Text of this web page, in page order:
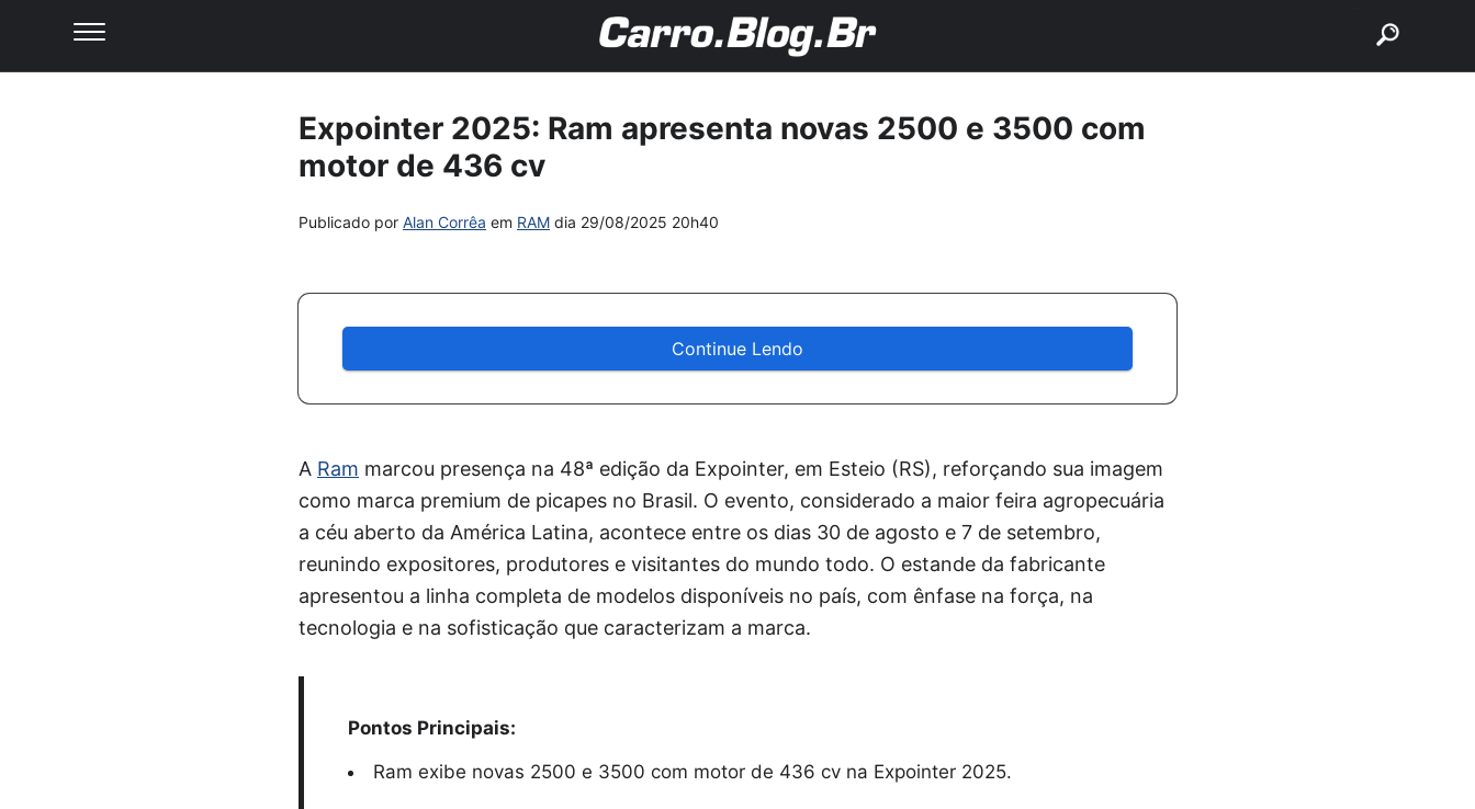
Expointer 2025: Ram apresenta novas 2500 e 3500 com
motor de 436 cv
Publicado por Alan Corrêa em RAM dia 29/08/2025 20h40
Continue Lendo
A Ram marcou presença na 48ª edição da Expointer, em Esteio (RS), reforçando sua imagem
como marca premium de picapes no Brasil. O evento, considerado a maior feira agropecuária
a céu aberto da América Latina, acontece entre os dias 30 de agosto e 7 de setembro,
reunindo expositores, produtores e visitantes do mundo todo. O estande da fabricante
apresentou a linha completa de modelos disponíveis no país, com ênfase na força, na
tecnologia e na sofisticação que caracterizam a marca.
Pontos Principais:
Ram exibe novas 2500 e 3500 com motor de 436 cv na Expointer 2025.